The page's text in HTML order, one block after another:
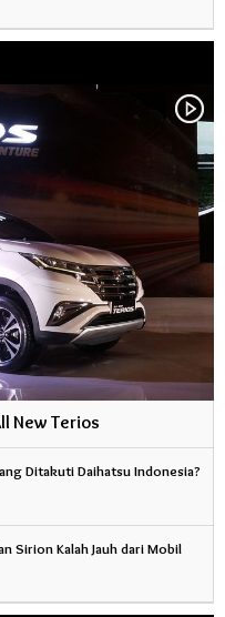
New Terios
Ditakuti Daihatsu Indonesia?
Sirion Kalah Jauh dari Mobil